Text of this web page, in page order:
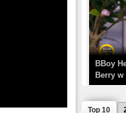
BBoy
Berry
Top 10